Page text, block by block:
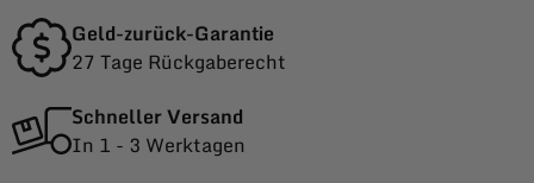
Geld-zurück-Garantie
27 Tage Rückgaberecht
Schneller Versand
In 1 - 3 Werktagen